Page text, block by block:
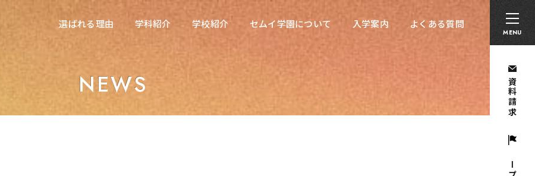
MENU
選ばれる理由 学科紹介 学校紹介
東海医療科学専門学校
東海歯科医療専門学校
セムイ学園について 入学案内 よくある質問
資料請求
在校生の方へ 採用担当者の方へ
選ばれる理由 学科紹介 学校紹介
東海医療科学専門学校
東海歯科医療専門学校
東海医療工学専門学校
セムイ学園について 入学案内 よくある質問
NEWS